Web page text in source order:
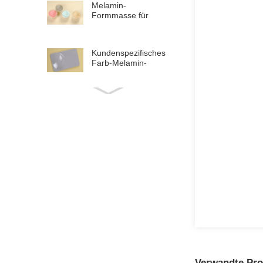
Melamin-
Formmasse für
Kundenspezifisches
Farb-Melamin-